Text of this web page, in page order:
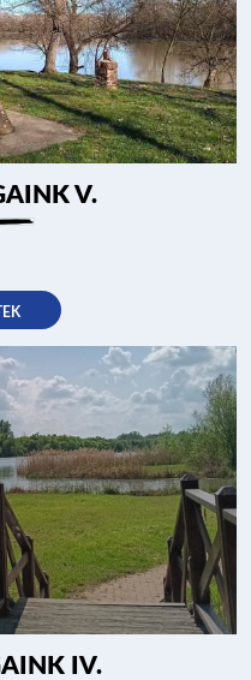
V.
IV.